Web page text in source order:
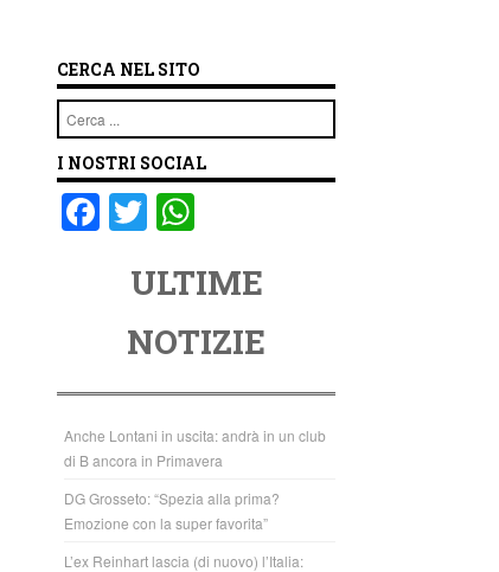
CERCA NEL SITO
Cerca
I NOSTRI SOCIAL
F
o
o
k
T
tt
er
at
s
A
p
p
ULTIME
NOTIZIE
Anche Lontani in uscita: andrà in un club
di B ancora in Primavera
DG Grosseto: “Spezia alla prima?
Emozione con la super favorita”
L’ex Reinhart lascia (di nuovo) l’Italia: